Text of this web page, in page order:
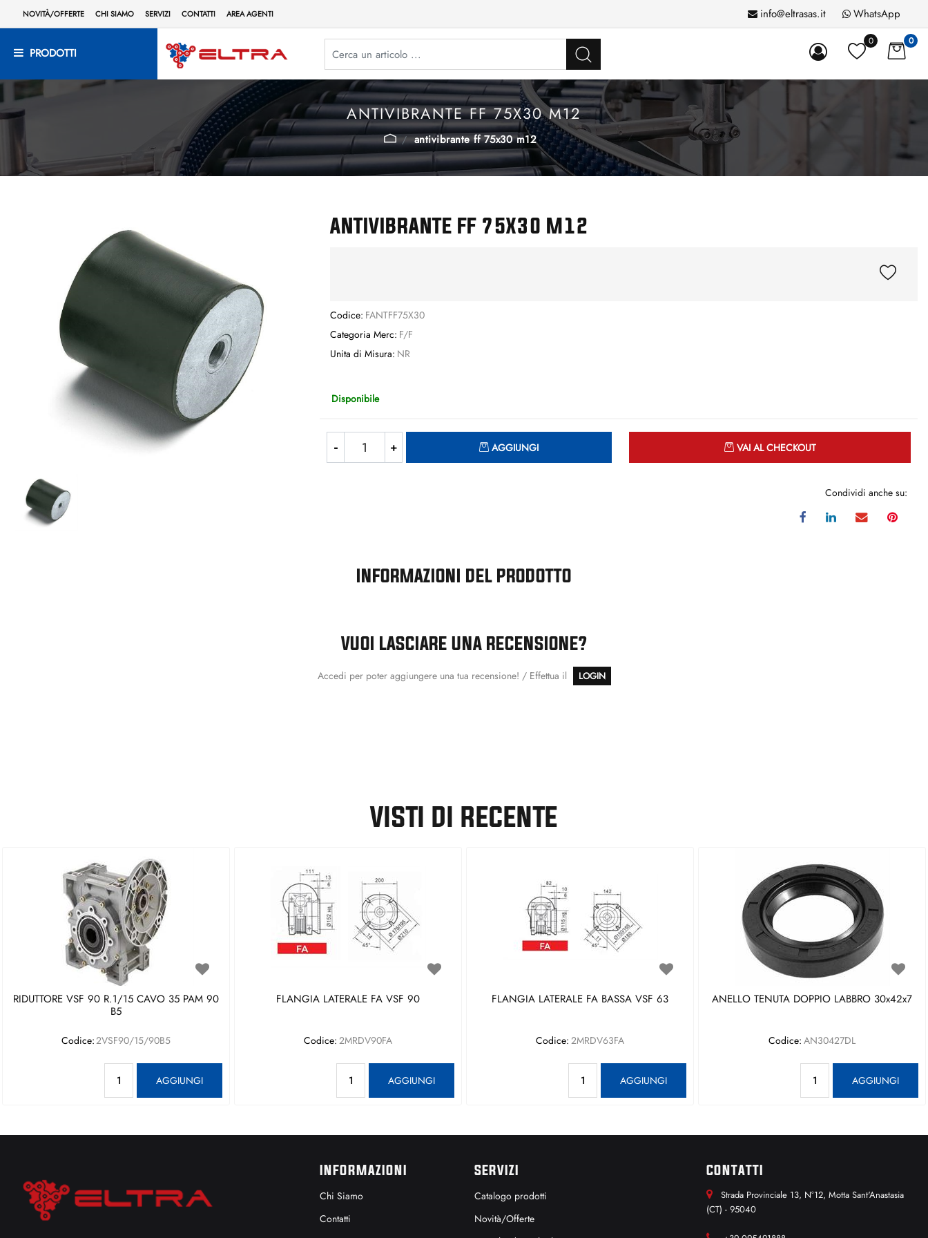
NOVITÀ/OFFERTE CHI SIAMO SERVIZI CONTATTI AREA AGENTI info@eltrasas.it WhatsApp
PRODOTTI
0 0
ANTIVIBRANTE FF 75X30 M12
antivibrante ff 75x30 m12
ANTIVIBRANTE FF 75X30 M12
Codice: FANTFF75X30
Categoria Merc: F/F
Unita di Misura: NR
Disponibile
AGGIUNGI VAI AL CHECKOUT
Condividi anche su:
INFORMAZIONI DEL PRODOTTO
VUOI LASCIARE UNA RECENSIONE?
Accedi per poter aggiungere una tua recensione! / Effettua il LOGIN
VISTI DI RECENTE
RIDUTTORE VSF 90 R.1/15 CAVO 35 PAM 90
B5
Codice:2VSF90/15/90B5
AGGIUNGI
FLANGIA LATERALE FA VSF 90
Codice: 2MRDV90FA
AGGIUNGI
FLANGIA LATERALE FA BASSA VSF 63
Codice: 2MRDV63FA
AGGIUNGI
ANELLO TENUTA DOPPIO LABBRO 30x42x7
Codice: AN30427DL
AGGIUNGI
INFORMAZIONI
Chi Siamo
Contatti
SERVIZI
Catalogo prodotti
Novità/Offerte
CONTATTI
Strada Provinciale 13, N°12, Motta Sant'Anastasia
(CT) - 95040